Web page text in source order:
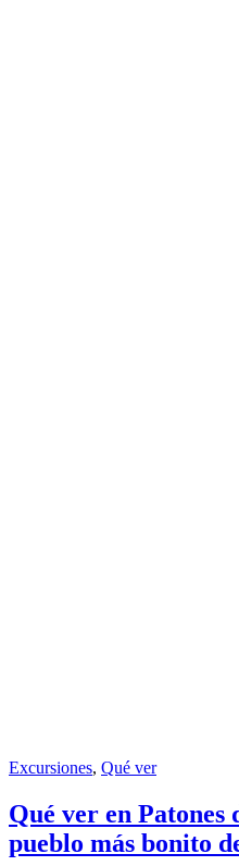
Excursiones, Qué ver
Qué ver en
pueblo más bonito